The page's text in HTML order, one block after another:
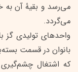
می‌رسد و بقیهٔ آن به
می‌گردد.
واحدهای تولیدی گز
بانوان در قسمت
که اشتغال